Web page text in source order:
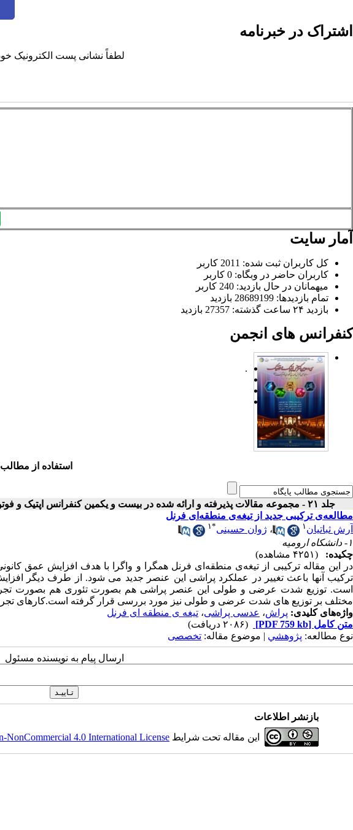
اشتراک در خبرنامه
لطفاً نشانی پست الکترونیک خود
آمار سایت
کل کاربران ثبت شده: 2011 کاربر
کاربران حاضر در وبگاه: 0 کاربر
میهمانان در حال بازدید: 240 کاربر
تمام بازدید‌ها: 28689199 بازدید
بازدید ۲۴ ساعت گذشته: 27357 بازدید
کنفرانس های انجمن
.
استفاده از مطالب
جلد ۲۱ - مجموعه مقالات پذیرفته و ارائه شده در بیست و یکمین کنفرانس اپتیک و فوتونیک ایران
مطالعه‌ی ترکیبی جدید از تیغه‌ی منطقه‌ای فرنل
آرش ثباتیان ۱ ، ژوان حسینی*۱
۱- دانشکاه ارومیه
چکیده:
(۴۲۵۱ مشاهده)
در این مقاله ترکیبی از تیغه‌ی منطقه‌ای فرنل همگرا و واگرا با هدف افزایش عمق
ترکیب آنها باعث تغییر در عملکرد پراشی این عنصر جدید می شود. از طرف دیگر
است. توزیع شدت عرضی و طولی این عنصر پراشی هم بصورت تئوری هم بصورت
مختلف بر توزیع های شدت عرضی و طولی نیز مورد بررسی قرار گرفته است.کارهای
واژه‌های کلیدی: پراش، عدسی پراشی، تیغه ی منطقه ای فرنل
متن کامل [PDF 759 kb]
(۲۰۸۶ دریافت)
نوع مطالعه: پژوهشي | موضوع مقاله: تخصصی
ارسال پیام به نویسنده مسئول
بازنشر اطلاعات
این مقاله تحت شرایط NonCommercial 4.0 International License